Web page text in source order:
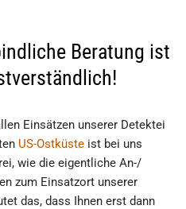
Beratung ist
Einsätzen unserer Detektei
US-Ostküste ist bei uns
wie die eigentliche An-/
zum Einsatzort unserer
das, dass Ihnen erst dann